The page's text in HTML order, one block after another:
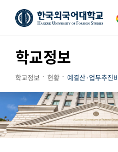
학교정보
학교정보 현황 예결산·업무추진